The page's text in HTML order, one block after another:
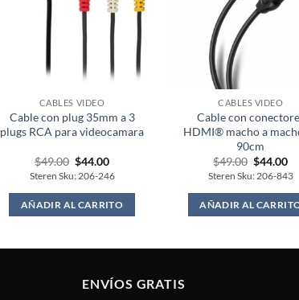
CABLES VIDEO
Cable con plug 35mm a 3
plugs RCA para videocamara
$49.00 Original
price
was:
$49.00.
$44.00Current
price
is:
$44.00.
Steren Sku: 206-246
AÑADIR AL CARRITO
CABLES VIDEO
Cable con
HDMI® macho a
90cm
$49.00 Original
price
was:
$49.00.
$44.00
is:
Steren Sku: 206-843
AÑADIR AL
ENVÍOS GRATIS